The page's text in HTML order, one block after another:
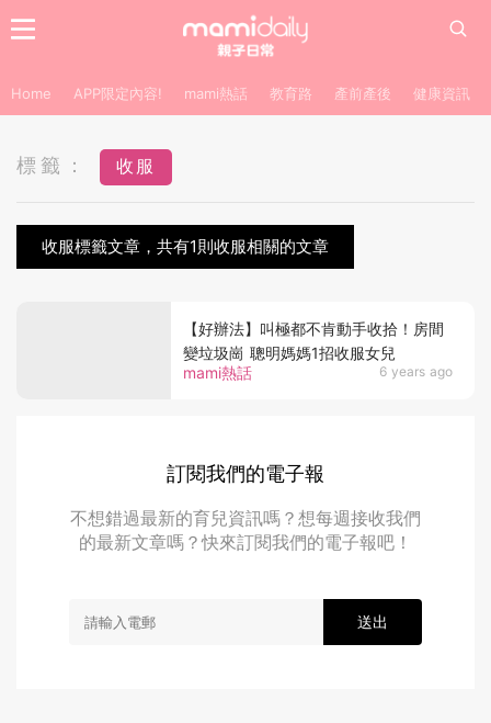
Home APP限定內容! mami熱話 教育路 產前產後 健康資訊
標籤： 收服
收服標籤文章，共有1則收服相關的文章
mami熱話 6 years ago
【好辦法】叫極都不肯動手收拾！房間
變垃圾崗 聰明媽媽1招收服女兒
訂閱我們的電子報
不想錯過最新的育兒資訊嗎？想每週接收我們
的最新文章嗎？快來訂閱我們的電子報吧！
送出